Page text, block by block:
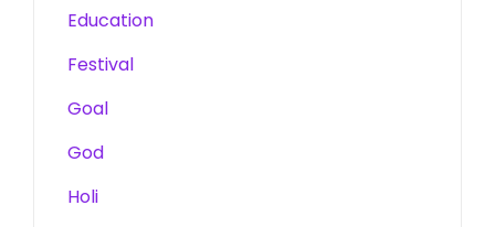
Education
Festival
Goal
God
Holi